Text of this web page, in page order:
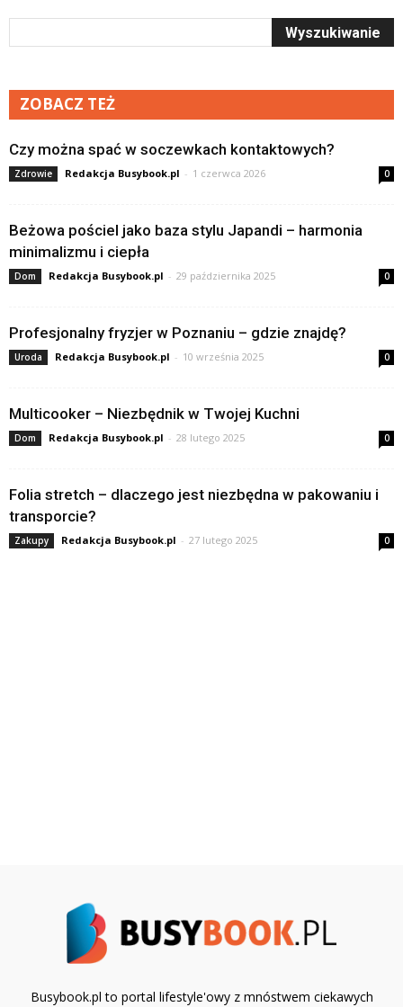
ZOBACZ TEŻ
Czy można spać w soczewkach kontaktowych?
Zdrowie Redakcja Busybook.pl - 1 czerwca 2026 0
Beżowa pościel jako baza stylu Japandi – harmonia
minimalizmu i ciepła
Dom Redakcja Busybook.pl - 29 października 2025 0
Profesjonalny fryzjer w Poznaniu – gdzie znajdę?
Uroda Redakcja Busybook.pl - 10 września 2025 0
Multicooker – Niezbędnik w Twojej Kuchni
Dom Redakcja Busybook.pl - 28 lutego 2025 0
Folia stretch – dlaczego jest niezbędna w pakowaniu i
transporcie?
Zakupy Redakcja Busybook.pl - 27 lutego 2025 0
Busybook.pl to portal lifestyle'owy z mnóstwem ciekawych